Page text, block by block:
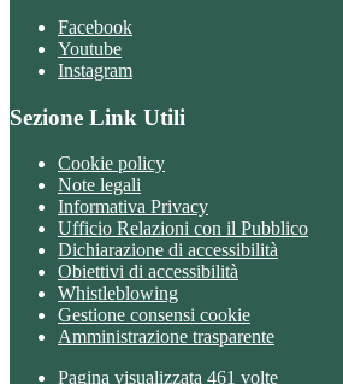
Facebook
Youtube
Instagram
Sezione Link Utili
Cookie policy
Note legali
Informativa Privacy
Ufficio Relazioni con il Pubblico
Dichiarazione di accessibilità
Obiettivi di accessibilità
Whistleblowing
Gestione consensi cookie
Amministrazione trasparente
Pagina visualizzata 461 volte